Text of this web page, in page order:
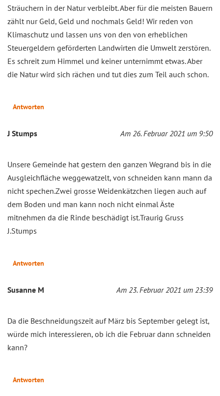
Sträuchern in der Natur verbleibt. Aber für die meisten Bauern
zählt nur Geld, Geld und nochmals Geld! Wir reden von
Klimaschutz und lassen uns von den von erheblichen
Steuergeldern geförderten Landwirten die Umwelt zerstören.
Es schreit zum Himmel und keiner unternimmt etwas. Aber
die Natur wird sich rächen und tut dies zum Teil auch schon.
Antworten
J Stumps Am 26. Februar 2021 um 9:50
Unsere Gemeinde hat gestern den ganzen Wegrand bis in die
Ausgleichfläche weggewatzelt, von schneiden kann mann da
nicht spechen.Zwei grosse Weidenkätzchen liegen auch auf
dem Boden und man kann noch nicht einmal Äste
mitnehmen da die Rinde beschädigt ist.Traurig Gruss
J.Stumps
Antworten
Susanne M Am 23. Februar 2021 um 23:39
Da die Beschneidungszeit auf März bis September gelegt ist,
würde mich interessieren, ob ich die Februar dann schneiden
kann?
Antworten